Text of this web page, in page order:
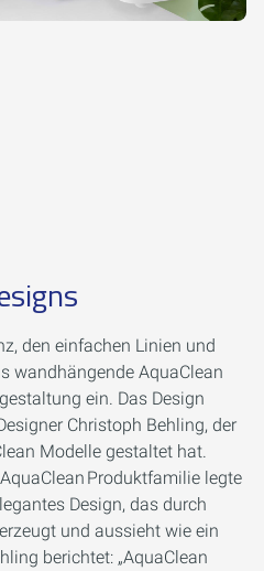
den einfachen Linien und
wandhängende AquaClean
ein. Das Design
Christoph Behling, der
Modelle gestaltet hat.
Produktfamilie legte
Design, das durch
und aussieht wie ein
berichtet: „AquaClean